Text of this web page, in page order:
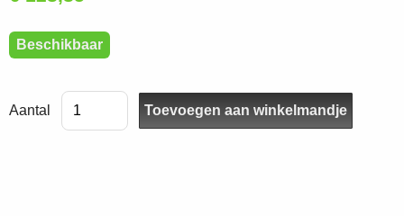
Beschikbaar
Aantal